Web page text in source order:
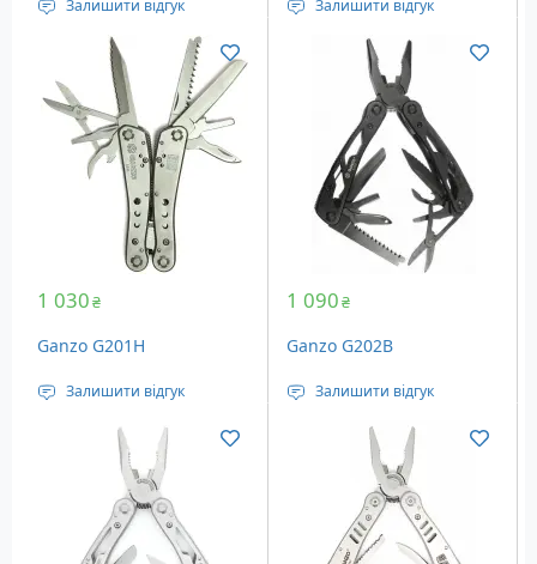
Залишити відгук
Тип: повнорозмірний
Кількість інструментів:
11
Вага: нд
Залишити відгук
Тип: Повнорозмірні
Кількість інструментів:
Вага: 210 грам
Додатково: нейлоновий
чохол
1 030₴
Ganzo G201H
Залишити відгук
Тип: Повнорозмірні
Кількість інструментів:
Вага: 253 г
1 090₴
Ganzo G202B
Залишити відгук
Тип: Повнорозмірні
Кількість інструментів:
Вага: 270 г
Додатково: нейлоновий
чохол